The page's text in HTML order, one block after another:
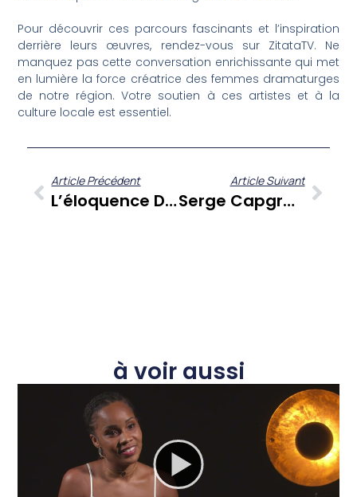
Pour découvrir ces parcours fascinants et l’inspiration
derrière leurs œuvres, rendez-vous sur ZitataTV. Ne
manquez pas cette conversation enrichissante qui met
en lumière la force créatrice des femmes dramaturges
de notre région. Votre soutien à ces artistes et à la
culture locale est essentiel.
Article Précédent
L’éloquence Dramatique Au Féminin : Madjanie Leprix Et Daniely Francisque Sur FANM
Article Suivant
Serge Capgras Dans « Sé Zafè Nou » : Parcours D’un Ingénieur Indépendant Et Bâtisseur Engagé En Martinique
à voir aussi